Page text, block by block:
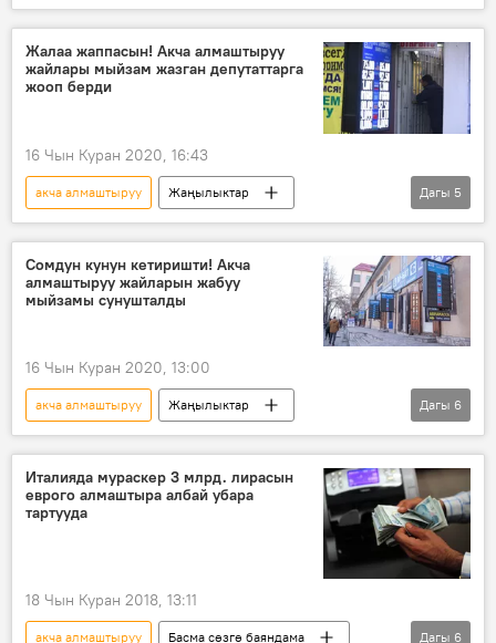
Кыргызстан
Экономика
Улуттук банк
алтын куймалары
Жалаа жаппасын! Акча алмаштыруу
жайлары мыйзам жазган депутаттарга
жооп берди
16 Чын Куран 2020, 16:43
акча алмаштыруу
Жаңылыктар
Кыргызстан
Экономика
сын
жумуш
Дагы 5
Сомдун кунун кетиришти! Акча
алмаштыруу жайларын жабуу
мыйзамы сунушталды
16 Чын Куран 2020, 13:00
акча алмаштыруу
Жаңылыктар
Кыргызстан
Экономика
Улуттук банк
валюта
доллар
мыйзам долбоору
Дагы 6
Италияда мураскер 3 млрд. лирасын
еврого алмаштыра албай убара
тартууда
18 Чын Куран 2018, 13:11
акча алмаштыруу
Басма сөзгө баяндама
Дагы 6